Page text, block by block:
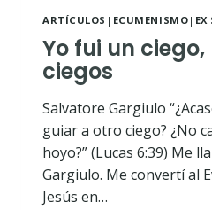
ARTÍCULOS | ECUMENISMO | EX
Yo fui un
ciegos
Salvatore Gargiulo
guiar a otro ciego? ¿No
hoyo?” (Lucas 6:39) Me
Gargiulo. Me convertí al
Jesús en…